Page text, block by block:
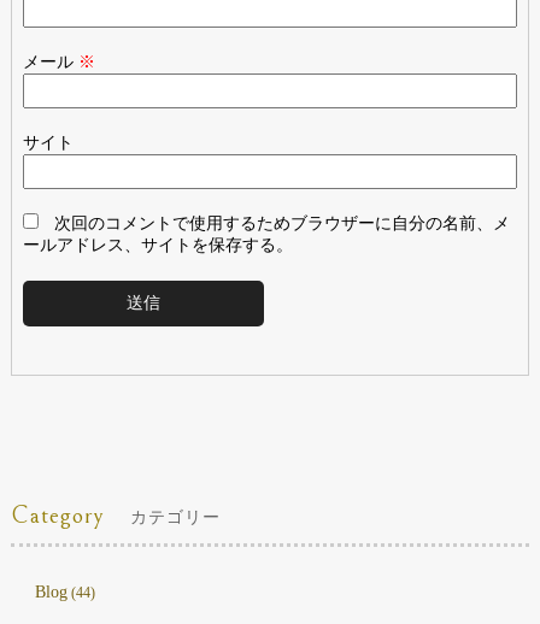
メール ※
サイト
次回のコメントで使用するためブラウザーに自分の名前、メ
ールアドレス、サイトを保存する。
Category カテゴリー
Blog(44)